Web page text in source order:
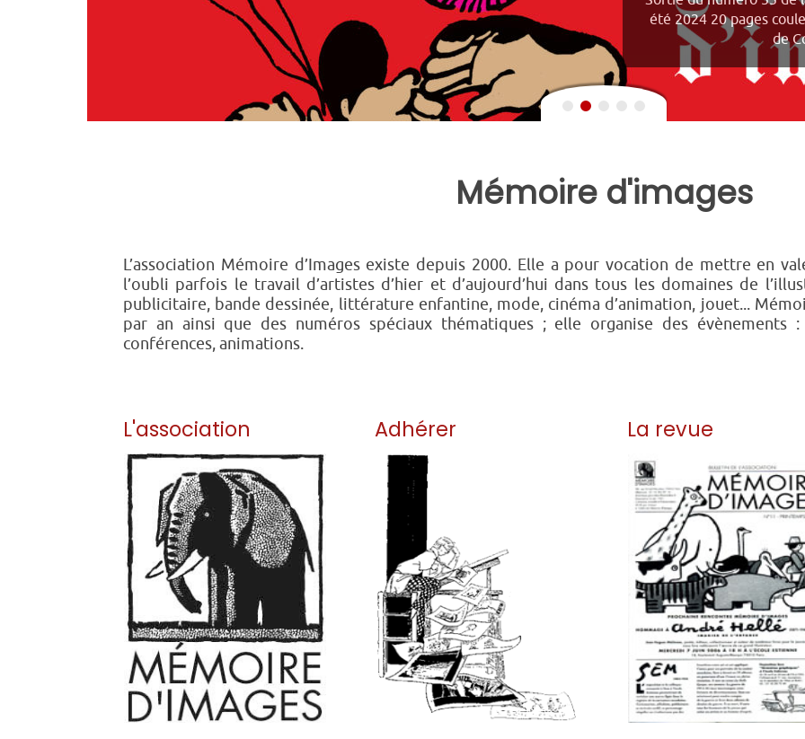
été 2024 20 pages
de
Mémoire d'images
L’association Mémoire d’Images existe depuis 2000. Elle a pour vocation de mettre en
l’oubli parfois le travail d’artistes d’hier et d’aujourd’hui dans tous les domaines de
publicitaire, bande dessinée, littérature enfantine, mode, cinéma d’animation, jouet...
par an ainsi que des numéros spéciaux thématiques ; elle organise des évènements
conférences, animations.
L'association
Pour nous connaître et
découvrir notre histoire c'est
Adhérer
Rejoignez-nous et restez
informé avec l'équipe de
Mémoire d'images et
accédez à l'espace membres.
La revue